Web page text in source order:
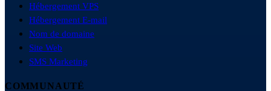
Hébergement VPS
Hébergement E-mail
Nom de domaine
Site Web
SMS Marketing
COMMUNAUTÉ